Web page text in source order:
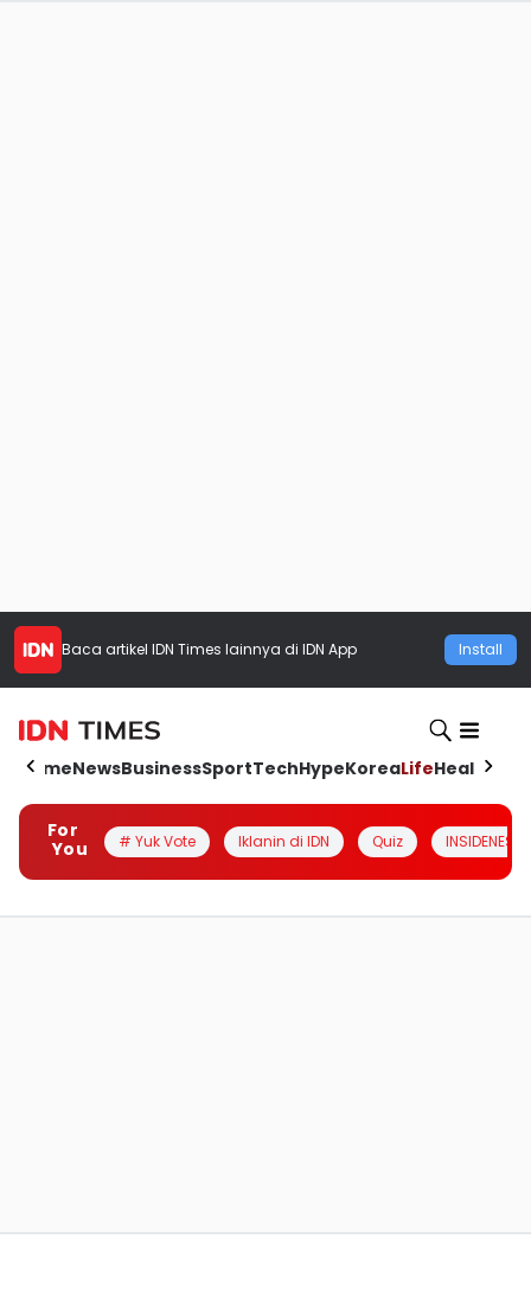
Baca artikel IDN Times lainnya di IDN App Install
HomeNewsBusinessSportTechHypeKoreaLifeHealth
For
You
# Yuk Vote Iklanin di IDN Quiz INSIDENESIA